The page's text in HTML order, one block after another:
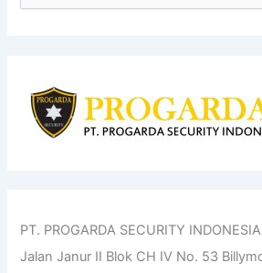
e
PT. PROGARDA SECURITY INDONESIA
Jalan Janur II Blok CH IV No. 53